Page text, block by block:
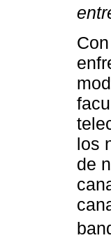
los
de